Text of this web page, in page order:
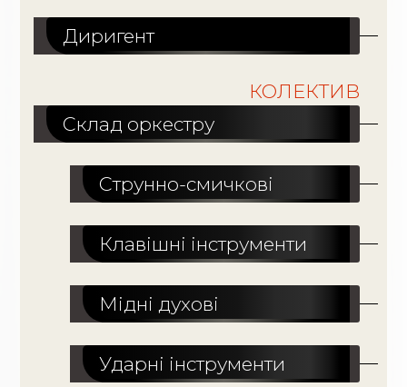
Диригент
КОЛЕКТИВ
Склад оркестру
Струнно-смичкові
Клавішні інструменти
Мідні духові
Ударні інструменти